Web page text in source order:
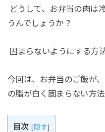
どうして、お弁当の肉は
うんでしょうか？
固まらないようにする方
今回は、お弁当のご飯が
の脂が白く固まらない方法
目次 [隠す]